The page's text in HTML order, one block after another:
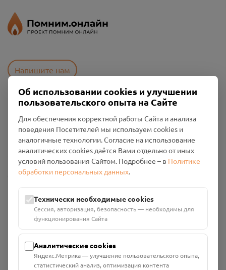
Напишите нам
Политика конфиденциальности
Промо-материалы
Настройки cookies
Общество с ограниченной ответственностью «Смоленский
Проект Помним»
ИНН: 6700029207 ОГРН: 1256700001986
Юридический адрес: 216790, Смоленская область, р-н
Руднянский, г. Рудня, улица Западная, д. 26А, пом. 18
Номер счёта: 40702810901130004287 в АО "АЛЬФА-БАНК"
Об использовании cookies и улучшении
пользовательского опыта на Сайте
Для обеспечения корректной работы Сайта и анализа
поведения Посетителей мы используем cookies и
аналогичные технологии. Согласие на использование
аналитических cookies даётся Вами отдельно от иных
условий пользования Сайтом. Подробнее – в Политике
обработки персональных данных.
Технически необходимые cookies
Сессия, авторизация, безопасность — необходимы для
функционирования Сайта
Аналитические cookies
Яндекс.Метрика — улучшение пользовательского опыта,
статистический анализ, оптимизация контента